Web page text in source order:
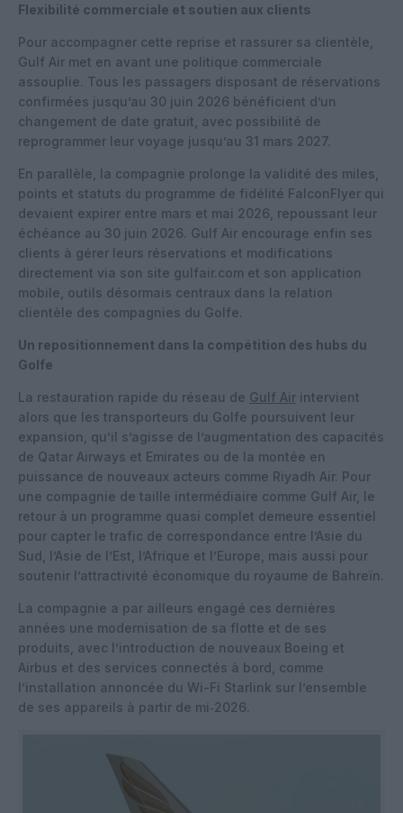
Flexibilité commerciale et soutien aux clients
Pour accompagner cette reprise et rassurer sa clientèle,
Gulf Air met en avant une politique commerciale
assouplie. Tous les passagers disposant de réservations
confirmées jusqu’au 30 juin 2026 bénéficient d’un
changement de date gratuit, avec possibilité de
reprogrammer leur voyage jusqu’au 31 mars 2027.
En parallèle, la compagnie prolonge la validité des miles,
points et statuts du programme de fidélité FalconFlyer qui
devaient expirer entre mars et mai 2026, repoussant leur
échéance au 30 juin 2026. Gulf Air encourage enfin ses
clients à gérer leurs réservations et modifications
directement via son site gulfair.com et son application
mobile, outils désormais centraux dans la relation
clientèle des compagnies du Golfe.
Un repositionnement dans la compétition des hubs du
Golfe
La restauration rapide du réseau de Gulf Air intervient
alors que les transporteurs du Golfe poursuivent leur
expansion, qu’il s’agisse de l’augmentation des capacités
de Qatar Airways et Emirates ou de la montée en
puissance de nouveaux acteurs comme Riyadh Air. Pour
une compagnie de taille intermédiaire comme Gulf Air, le
retour à un programme quasi complet demeure essentiel
pour capter le trafic de correspondance entre l’Asie du
Sud, l’Asie de l’Est, l’Afrique et l’Europe, mais aussi pour
soutenir l’attractivité économique du royaume de Bahreïn.
La compagnie a par ailleurs engagé ces dernières
années une modernisation de sa flotte et de ses
produits, avec l’introduction de nouveaux Boeing et
Airbus et des services connectés à bord, comme
l’installation annoncée du Wi-Fi Starlink sur l’ensemble
de ses appareils à partir de mi‑2026.